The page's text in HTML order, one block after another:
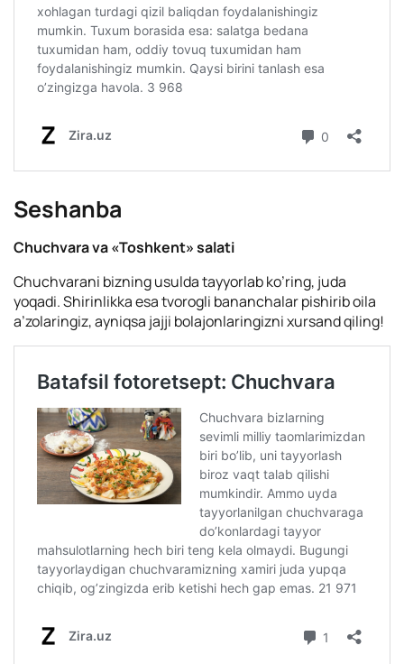
Seshanba
Chuchvara va «Toshkent» salati
Chuchvarani bizning usulda tayyorlab ko’ring, juda
yoqadi. Shirinlikka esa tvorogli bananchalar pishirib oila
a’zolaringiz, ayniqsa jajji bolajonlaringizni xursand qiling!